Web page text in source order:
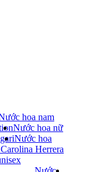
Herrera
hoa nam
Nước hoa nữ
Nước hoa